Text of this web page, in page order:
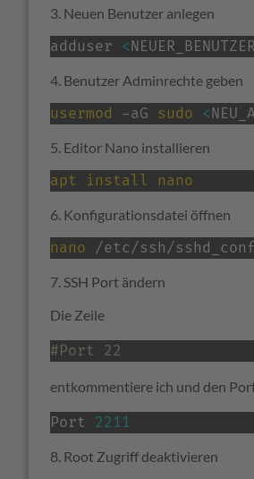
3. Neuen Benutzer anlegen
adduser <
4. Benutzer Adminrechte geben
usermod -aG sudo <
5. Editor Nano installieren
apt install nano
6. Konfigurationsdatei öffnen
nano /etc/ssh/
7. SSH Port ändern
Die Zeile
#Port 22
entkommentiere ich und den
Port 2211
8. Root Zugriff deaktivieren